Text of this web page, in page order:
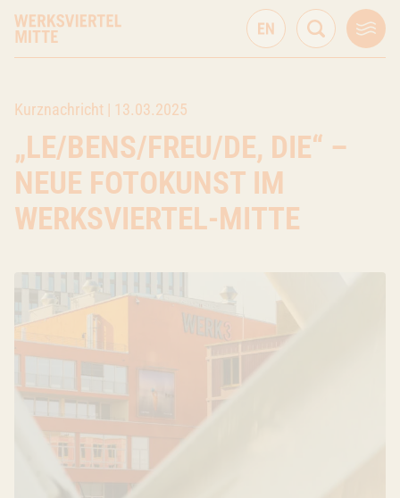
Kurznachricht | 13.03.2025
„LE/BENS/FREU/DE, DIE“ –
NEUE FOTOKUNST IM
WERKSVIERTEL-MITTE